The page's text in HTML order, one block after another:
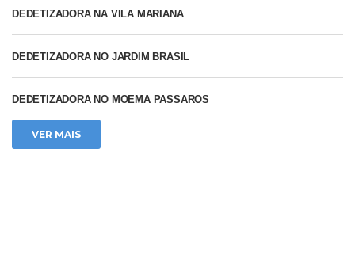
DEDETIZADORA NA VILA MARIANA
DEDETIZADORA NO JARDIM BRASIL
DEDETIZADORA NO MOEMA PASSAROS
VER MAIS